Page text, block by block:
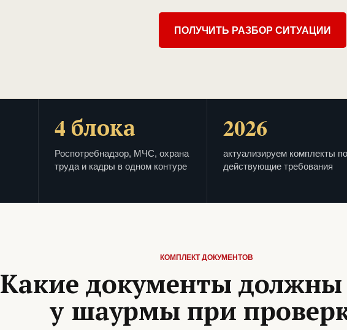
ПОЛУЧИТЬ РАЗБОР СИТУАЦИИ
4 блока
Роспотребнадзор, МЧС, охрана
труда и кадры в одном контуре
2026
актуализируем комплекты
действующие требования
КОМПЛЕКТ ДОКУМЕНТОВ
Какие документы
у шаурмы при